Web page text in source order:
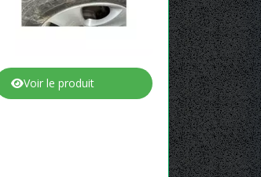
Voir le produit